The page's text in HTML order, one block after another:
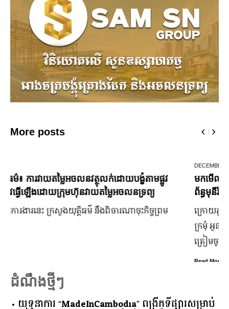
More posts
មកមើលទិដ្ឋភាព Pre-Wedding កូនស្រីឧបនាយករដ្ឋមន្រ្តី អូន
ព័ន្ធមុនីរ័ត្ន
ក្រោយ​ភ្ជាប់​ពាក្យ​រួច​ច្រើន​ឆ្នាំ​ពេលនេះ កូនកំលោះ ឡាំ ជុងហាវ កូន
ក្រមុំ អូន ព័ន្ធមណីលក្ស្មី កូនស្រី​ឧបនាយករដ្ឋមន្ត្រី អូន ព័ន្ធមុនីរ័ត្ន
ដំណឹងថ្មីៗ